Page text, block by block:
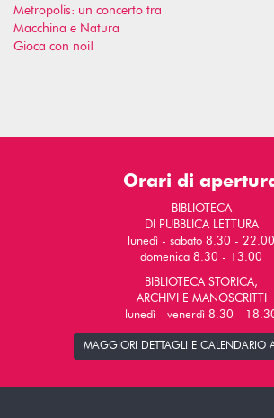
Metropolis: un concerto tra
Macchina e Natura
Gioca con noi!
Orari di
BIBLIOTECA
DI PUBBLICA LETTURA
lunedì - sabato 8.30 - 22.00
domenica 8.30 - 13.00
BIBLIOTECA STORICA,
ARCHIVI E MANOSCRITTI
lunedì - venerdì 8.30 -
MAGGIORI DETTAGLI E CALENDARIO